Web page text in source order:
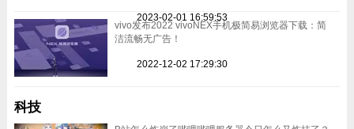
2023-02-01 16:59:53
vivo发布2022 vivoNEX手机极简易浏览器下载：简
洁流畅无广告！
2022-12-02 17:29:30
科技